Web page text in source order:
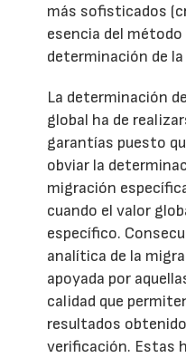
más sofisticados
esencia del
determinación de
La determinación
global ha de
garantías puesto
obviar la
migración
cuando el valor
específico.
analítica de la
apoyada por
calidad que
resultados
verificación. Estas